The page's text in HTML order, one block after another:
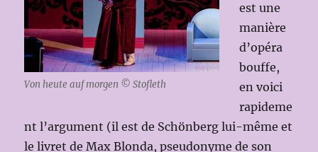
Von heute auf morgen © Stofleth
est une
manière
d’opéra
bouffe,
en voici
rapideme
nt l’argument (il est de Schönberg lui-même et
le livret de Max Blonda, pseudonyme de son